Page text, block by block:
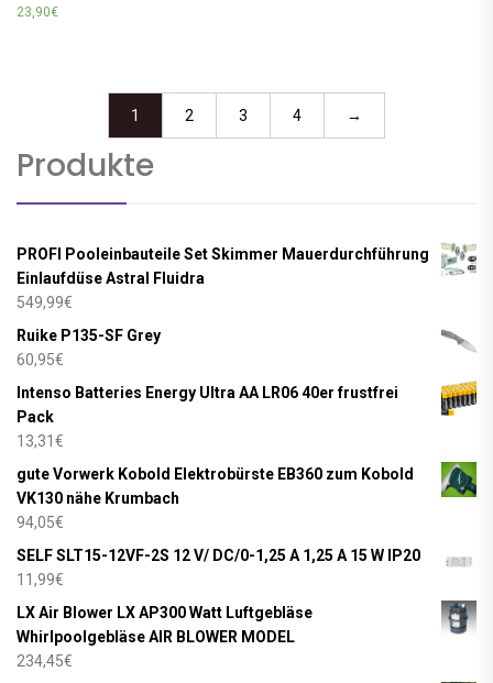
23,90€
1 2 3 4 →
Produkte
PROFI Pooleinbauteile Set Skimmer Mauerdurchführung
Einlaufdüse Astral Fluidra
549,99€
Ruike P135-SF Grey
60,95€
Intenso Batteries Energy Ultra AA LR06 40er frustfrei
Pack
13,31 €
gute Vorwerk Kobold Elektrobürste EB360 zum Kobold
VK130 nähe Krumbach
94,05€
SELF SLT15-12VF-2S 12 V/ DC/0-1,25 A 1,25 A 15 W IP20
11,99€
LX Air Blower LX AP300 Watt Luftgebläse
Whirlpoolgebläse AIR BLOWER MODEL
234,45€